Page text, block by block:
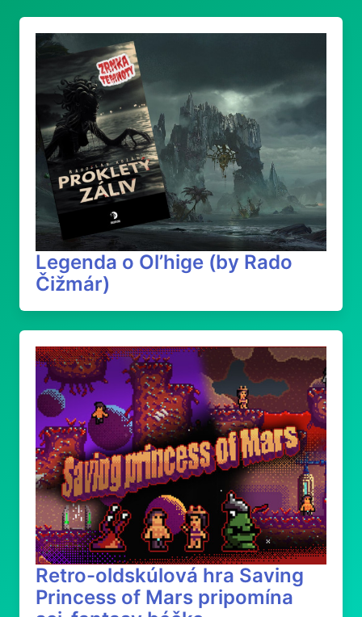
Legenda o Ol’hige (by Rado
Čižmár)
Retro-oldskúlová hra Saving
Princess of Mars pripomína